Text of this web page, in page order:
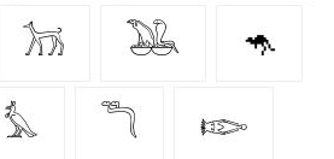
𓃡 𓅒 🦘
𓅘 𓆕 𓆢